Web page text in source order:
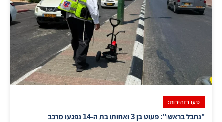
סעו בזהירות:
"נחבל בראשו": פעוט בן 3 ואחותו בת ה-14 נפגעו מרכב